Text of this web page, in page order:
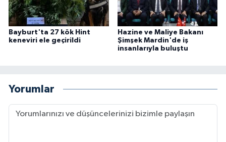
Bayburt'ta 27 kök Hint
keneviri ele geçirildi
Hazine ve Maliye Bakanı
Şimşek Mardin'de iş
insanlarıyla buluştu
Yorumlar